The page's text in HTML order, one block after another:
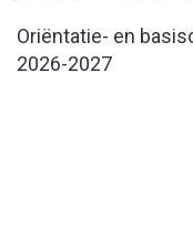
Oriëntatie- en
2026-2027